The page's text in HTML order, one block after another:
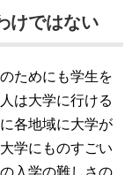
けではない
ためにも学生を
は大学に行ける
各地域に大学が
学にものすごい
入学の難しさの